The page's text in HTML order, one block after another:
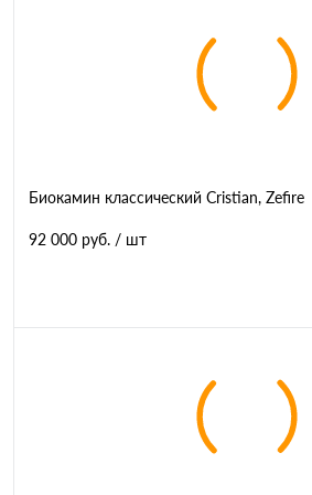
Биокамин классический Cristian, Zefire
92 000 руб. / шт